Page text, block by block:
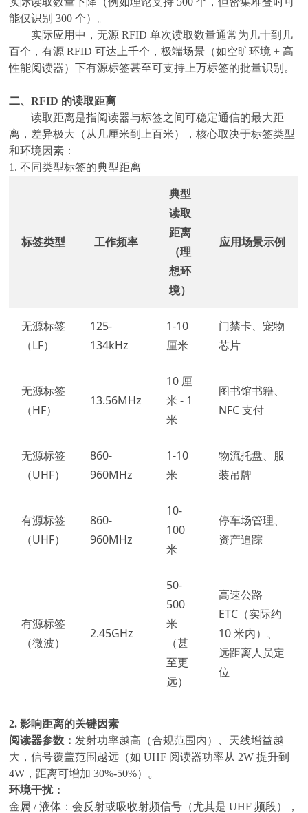
能仅识别 300 个）。
实际应用中，无源 RFID 单次读取数量通常为几十到几
百个，有源 RFID 可达上千个，极端场景（如空旷环境 + 高
性能阅读器）下有源标签甚至可支持上万标签的批量识别。
二、RFID 的读取距离
读取距离是指阅读器与标签之间可稳定通信的最大距
离，差异极大（从几厘米到上百米），核心取决于标签类型
和环境因素：
1. 不同类型标签的典型距离
标签类型 工作频率
典型
读取
距离
（理
想环
境）
应用场景示例
无源标签
（LF）
125-
134kHz
1-10
厘米
门禁卡、宠物
芯片
无源标签
（HF）
13.56MHz
10 厘
米 - 1
米
图书馆书籍、
NFC 支付
无源标签
（UHF）
860-
960MHz
1-10
米
物流托盘、服
装吊牌
有源标签
（UHF）
860-
960MHz
10-
100
米
停车场管理、
资产追踪
有源标签
（微波）
2.45GHz
50-
500
米
（甚
至更
远）
高速公路
ETC（实际约
10 米内）、
远距离人员定
位
2. 影响距离的关键因素
阅读器参数： 发射功率越高（合规范围内）、天线增益越
大，信号覆盖范围越远（如 UHF 阅读器功率从 2W 提升到
4W，距离可增加 30%-50%）。
环境干扰：
金属 / 液体：会反射或吸收射频信号（尤其是 UHF 频段），